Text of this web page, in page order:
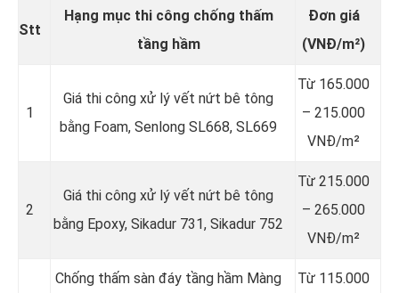
Stt
Hạng mục thi công chống thấm
tầng hầm
Đơn giá
(VNĐ/m²)
1
Giá thi công xử lý vết nứt bê tông
bằng Foam, Senlong SL668, SL669
Từ 165.000
– 215.000
VNĐ/m²
2
Giá thi công xử lý vết nứt bê tông
bằng Epoxy, Sikadur 731, Sikadur 752
Từ 215.000
– 265.000
VNĐ/m²
Chống thấm sàn đáy tầng hầm Màng
Từ 115.000